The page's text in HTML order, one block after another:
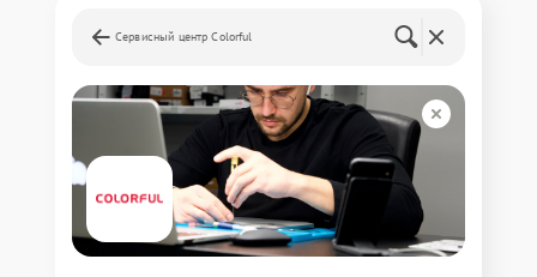
Сервисный центр Colorful